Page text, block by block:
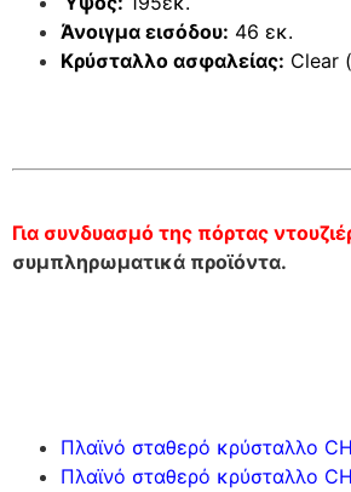
Άνοιγμα εισόδου: 46 εκ.
Κρύσταλλο ασφαλείας: Clear
Για συνδυασμό της πόρτας
συμπληρωματικά προϊόντα.
Πλαϊνό σταθερό κρύσταλλο
Πλαϊνό σταθερό κρύσταλλο